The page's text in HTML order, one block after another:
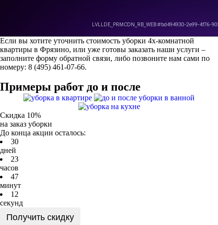
Если вы хотите уточнить стоимость уборки 4х-комнатной
квартиры в Фрязино, или уже готовы заказать наши услуги –
заполните форму обратной связи, либо позвоните нам сами по
номеру: 8 (495) 461-07-66.
Примеры работ до и после
Скидка 10%
на заказ уборки
До конца акции осталось:
30
дней
23
часов
47
минут
1 2
секунд
Получить скидку